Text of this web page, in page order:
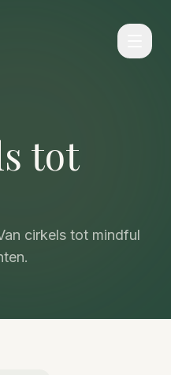
tot
cirkels tot mindful